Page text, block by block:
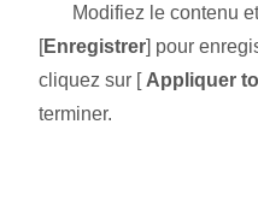
Modifiez le contenu et
[Enregistrer] pour
cliquez sur [ Appliquer
terminer.